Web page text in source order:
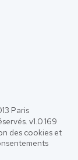
Paris
v1.0.169
des cookies et